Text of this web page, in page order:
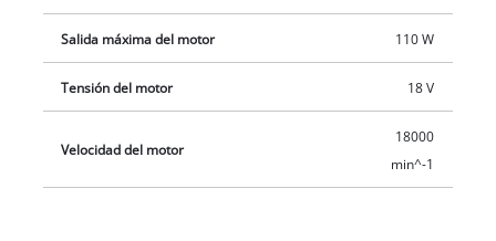
Salida máxima del motor 110 W
Tensión del motor 18 V
Velocidad del motor
18000
min^-1